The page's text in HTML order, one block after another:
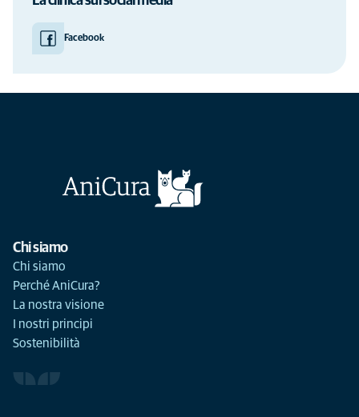
Facebook
Chi siamo
Chi siamo
Perché AniCura?
La nostra visione
I nostri principi
Sostenibilità